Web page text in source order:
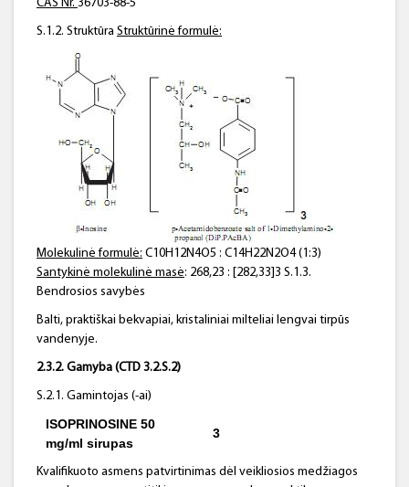
CAS Nr. 36703-88-5
S.1.2. Struktūra Struktūrinė formulė:
Molekulinė formulė: C10H12N4O5 : C14H22N2O4 (1:3)
Santykinė molekulinė masė: 268,23 : [282,33]3 S.1.3.
Bendrosios savybės
Balti, praktiškai bekvapiai, kristaliniai milteliai lengvai tirpūs
vandenyje.
2.3.2. Gamyba (CTD 3.2.S.2)
S.2.1. Gamintojas (-ai)
ISOPRINOSINE 50
mg/ml sirupas
3
Kvalifikuoto asmens patvirtinimas dėl veikliosios medžiagos